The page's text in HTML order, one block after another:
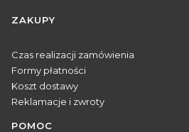
Linki w stopce
ZAKUPY
Czas realizacji zamówienia
Formy płatności
Koszt dostawy
Reklamacje i zwroty
POMOC